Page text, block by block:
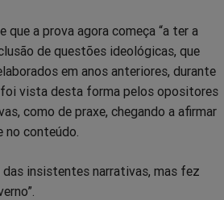
a prova agora começa “a ter a
de questões ideológicas, que
em anos anteriores, durante
vista desta forma pelos opositores
como de praxe, chegando a afirmar
conteúdo.
insistentes narrativas, mas fez